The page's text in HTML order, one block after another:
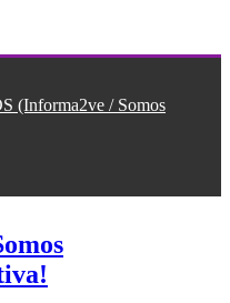
(Informa2ve / Somos